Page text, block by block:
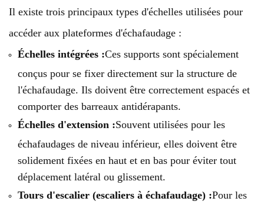
Il existe trois principaux types d'échelles utilisées pour
accéder aux plateformes d'échafaudage :
Échelles intégrées :Ces supports sont spécialement
conçus pour se fixer directement sur la structure de
l'échafaudage. Ils doivent être correctement espacés et
comporter des barreaux antidérapants.
Échelles d'extension :Souvent utilisées pour les
échafaudages de niveau inférieur, elles doivent être
solidement fixées en haut et en bas pour éviter tout
déplacement latéral ou glissement.
Tours d'escalier (escaliers à échafaudage) :Pour les